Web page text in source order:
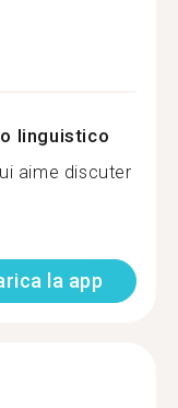
linguistico
aime discuter
la app